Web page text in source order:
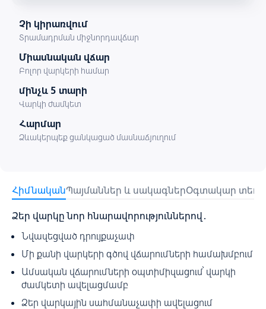
Չի կիրառվում
Տրամադրման միջնորդավճար
Միասնական վճար
Բոլոր վարկերի համար
մինչև 5 տարի
Վարկի ժամկետ
Հարմար
Ձևակերպեք ցանկացած մասնաճյուղում
ՀիմնականՊայմաններ և սակագներՕգտակար
Ձեր վարկը նոր հնարավորություններով․
Նվազեցված դրույքաչափ
Մի քանի վարկերի գծով վճարումների համախմբում
Ամսական վճարումների օպտիմիզացում՝ վարկի
ժամկետի ավելացմամբ
Ձեր վարկային սահմանաչափի ավելացում